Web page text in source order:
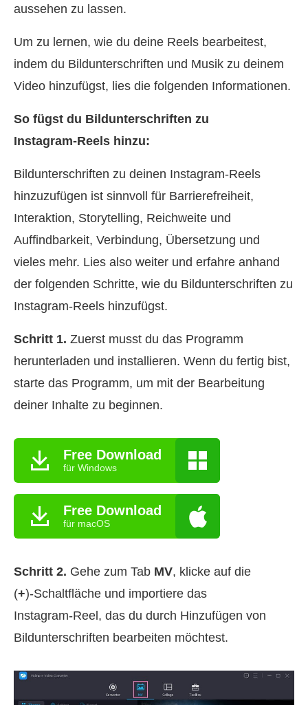
aussehen zu lassen.
Um zu lernen, wie du deine Reels bearbeitest,
indem du Bildunterschriften und Musik zu deinem
Video hinzufügst, lies die folgenden Informationen.
So fügst du Bildunterschriften zu
Instagram‑Reels hinzu:
Bildunterschriften zu deinen Instagram‑Reels
hinzuzufügen ist sinnvoll für Barrierefreiheit,
Interaktion, Storytelling, Reichweite und
Auffindbarkeit, Verbindung, Übersetzung und
vieles mehr. Lies also weiter und erfahre anhand
der folgenden Schritte, wie du Bildunterschriften zu
Instagram‑Reels hinzufügst.
Schritt 1. Zuerst musst du das Programm
herunterladen und installieren. Wenn du fertig bist,
starte das Programm, um mit der Bearbeitung
deiner Inhalte zu beginnen.
Free Download
für Windows
Free Download
für macOS
Schritt 2. Gehe zum Tab MV, klicke auf die
(+)‑Schaltfläche und importiere das
Instagram‑Reel, das du durch Hinzufügen von
Bildunterschriften bearbeiten möchtest.